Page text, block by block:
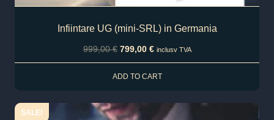
Infiintare UG (mini-SRL) in Germania
999,00€ 799,00 € inclusv TVA
ADD TO CART
SALE!